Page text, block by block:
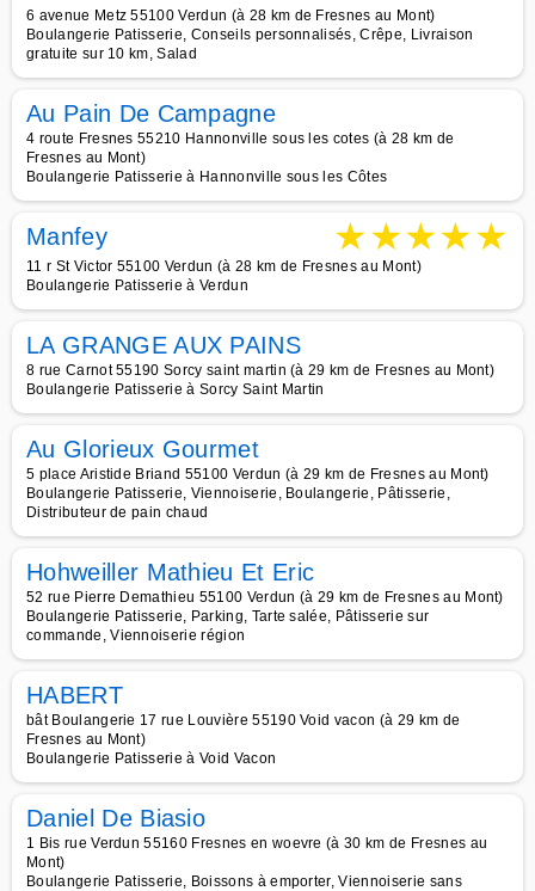
6 avenue Metz 55100 Verdun (à 28 km de Fresnes au Mont)
Boulangerie Patisserie, Conseils personnalisés, Crêpe, Livraison
gratuite sur 10 km, Salad
Au Pain De Campagne
4 route Fresnes 55210 Hannonville sous les cotes (à 28 km de
Fresnes au Mont)
Boulangerie Patisserie à Hannonville sous les Côtes
Manfey ★★★★★
11 r St Victor 55100 Verdun (à 28 km de Fresnes au Mont)
Boulangerie Patisserie à Verdun
LA GRANGE AUX PAINS
8 rue Carnot 55190 Sorcy saint martin (à 29 km de Fresnes au Mont)
Boulangerie Patisserie à Sorcy Saint Martin
Au Glorieux Gourmet
5 place Aristide Briand 55100 Verdun (à 29 km de Fresnes au Mont)
Boulangerie Patisserie, Viennoiserie, Boulangerie, Pâtisserie,
Distributeur de pain chaud
Hohweiller Mathieu Et Eric
52 rue Pierre Demathieu 55100 Verdun (à 29 km de Fresnes au Mont)
Boulangerie Patisserie, Parking, Tarte salée, Pâtisserie sur
commande, Viennoiserie région
HABERT
bât Boulangerie 17 rue Louvière 55190 Void vacon (à 29 km de
Fresnes au Mont)
Boulangerie Patisserie à Void Vacon
Daniel De Biasio
1 Bis rue Verdun 55160 Fresnes en woevre (à 30 km de Fresnes au
Mont)
Boulangerie Patisserie, Boissons à emporter, Viennoiserie sans